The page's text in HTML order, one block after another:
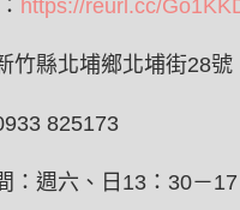
https://reurl.cc/
竹縣北埔鄉北埔街28號
825173
：週六、日13：30－